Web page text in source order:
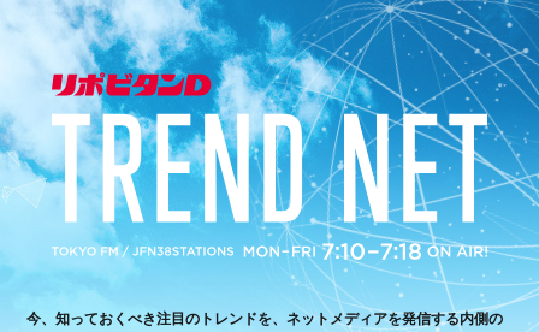
今、知っておくべき注目のトレンドを、ネットメディアを発信する内側の